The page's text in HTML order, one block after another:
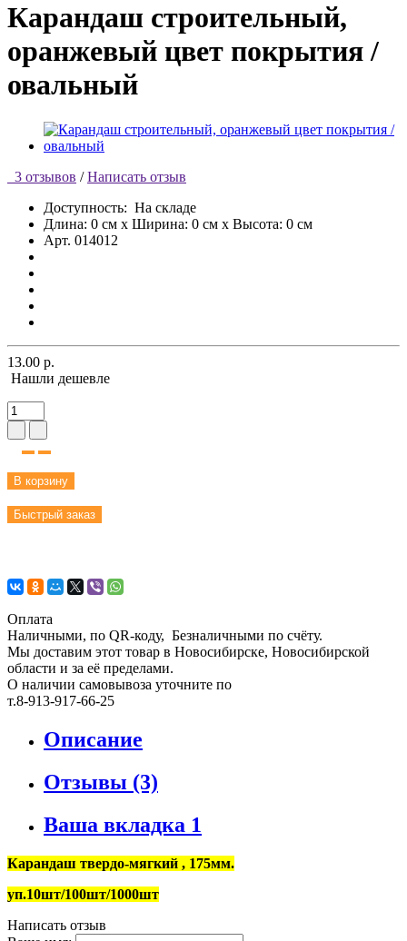
Карандаш строительный,
оранжевый цвет покрытия /
овальный
3 отзывов / Написать отзыв
Доступность: На складе
Длина: 0 см x Ширина: 0 см x Высота: 0 см
Арт. 014012
13.00 р.
Нашли дешевле
В корзину
Быстрый заказ
Оплата
Наличными, по QR-коду, Безналичными по счёту.
Мы доставим этот товар в Новосибирске, Новосибирской
области и за её пределами.
О наличии самовывоза уточните по
т.8-913-917-66-25
Описание
Отзывы (3)
Ваша вкладка 1
Карандаш твердо-мягкий , 175мм.
уп.10шт/100шт/1000шт
Написать отзыв